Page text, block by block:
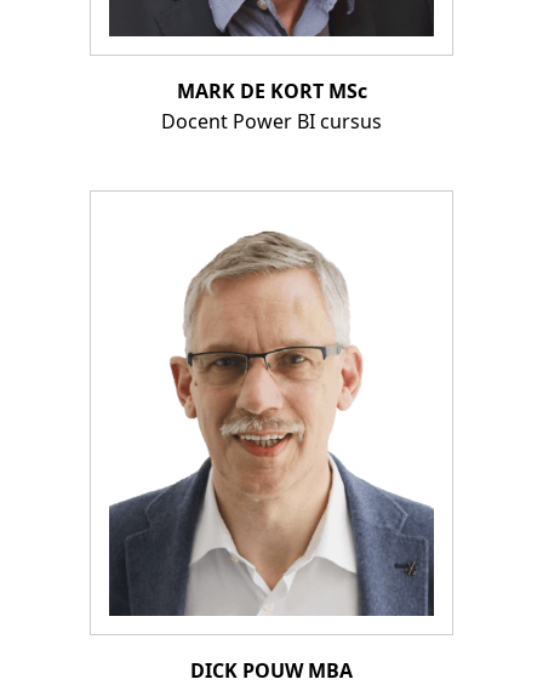
MARK DE KORT MSc
Docent Power BI cursus
DICK POUW MBA